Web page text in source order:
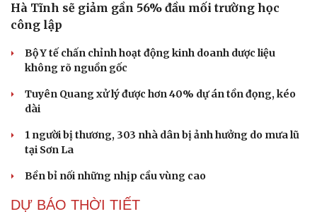
Hà Tĩnh sẽ giảm gần 56% đầu mối trường học
công lập
Bộ Y tế chấn chỉnh hoạt động kinh doanh dược liệu
không rõ nguồn gốc
Tuyên Quang xử lý được hơn 40% dự án tồn đọng, kéo
dài
1 người bị thương, 303 nhà dân bị ảnh hưởng do mưa lũ
tại Sơn La
Bền bỉ nối những nhịp cầu vùng cao
DỰ BÁO THỜI TIẾT